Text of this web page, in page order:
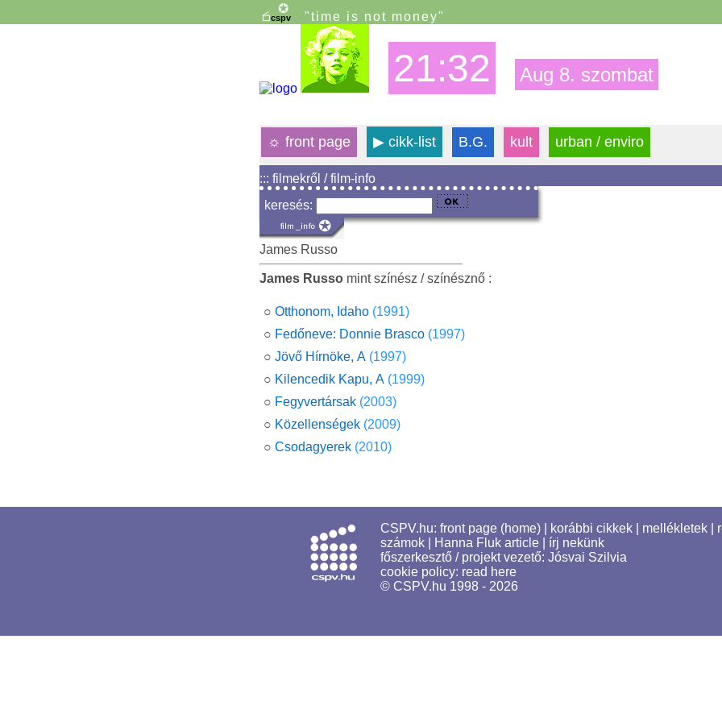
"time is not money"
21:32 Aug 8. szombat
☼ front page ▶ cikk-list B.G. kult urban / enviro
::: filmekről / film-info
keresés:
James Russo
James Russo mint színész / színésznő :
○ Otthonom, Idaho (1991)
○ Fedőneve: Donnie Brasco (1997)
○ Jövő Hírnöke, A (1997)
○ Kilencedik Kapu, A (1999)
○ Fegyvertársak (2003)
○ Közellenségek (2009)
○ Csodagyerek (2010)
CSPV.hu: front page (home) korábbi cikkek mellékletek
számok
Hanna Fluk article
írj nekünk
főszerkesztő / projekt vezető: Jósvai Szilvia
cookie policy: read here
© CSPV.hu 1998 - 2026